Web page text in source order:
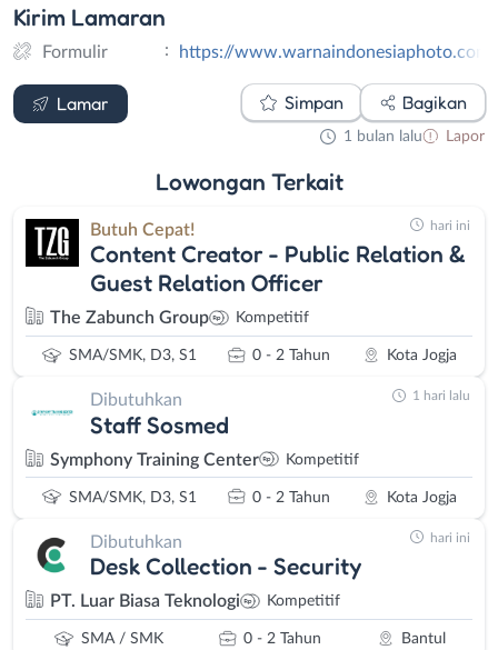
Kirim Lamaran
Formulir : https://
Lamar
Formulir
Simpan Bagikan
1 bulan lalu Lapor
Lowongan Terkait
Butuh Cepat!
Content Creator - Public Relation &
Guest Relation Officer
The Zabunch Group Kompetitif
SMA/SMK, D3, S1 0 - 2 Tahun Kota Jogja
hari ini
Dibutuhkan
Staff Sosmed
Symphony Training Center Kompetitif
SMA/SMK, D3, S1 0 - 2 Tahun Kota Jogja
1 hari lalu
Dibutuhkan
Desk Collection - Security
PT. Luar Biasa Teknologi Kompetitif
SMA / SMK 0 - 2 Tahun Bantul
hari ini